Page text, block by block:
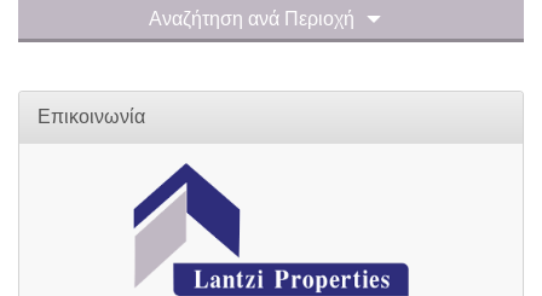
Αναζήτηση ανά Περιοχή
Επικοινωνία